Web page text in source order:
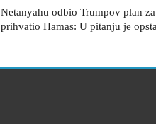
prihvatio Hamas: U pitanju je
Nijemce ozbiljno zabrinuo dron s